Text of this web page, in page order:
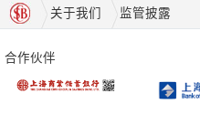
关于我们 监管披露
合作伙伴